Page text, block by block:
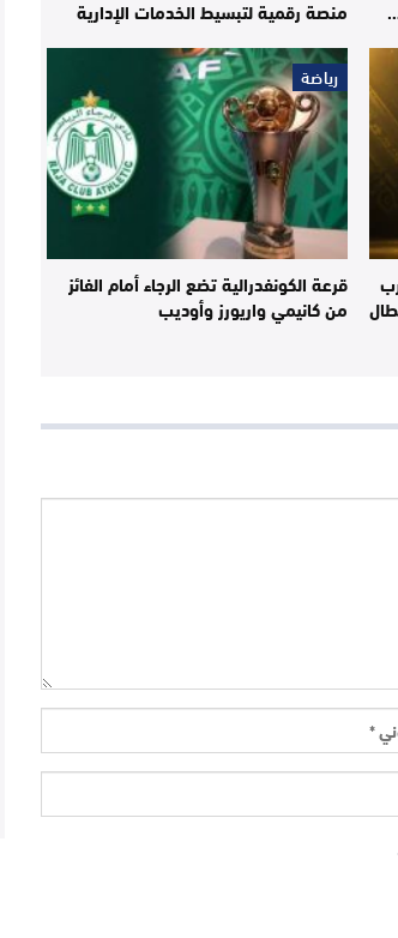
منصة رقمية لتبسيط الخدمات الإدارية
رياضة
قرعة الكونفدرالية تضع الرجاء أمام الفائز
من كانيمي واريورز وأوديب